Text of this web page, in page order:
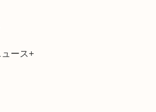
ース+